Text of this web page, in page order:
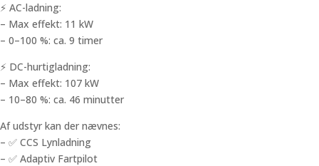
⚡ AC-ladning:
– Max effekt: 11 kW
– 0–100 %: ca. 9 timer
⚡ DC-hurtigladning:
– Max effekt: 107 kW
– 10–80 %: ca. 46 minutter
Af udstyr kan der nævnes:
– ✅ CCS Lynladning
– ✅ Adaptiv Fartpilot